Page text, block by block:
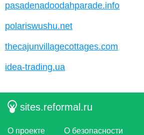
pasadenadoodahparade.info
polariswushu.net
thecajunvillagecottages.com
idea-trading.ua
sites.reformal.ru
О проекте О безопасности